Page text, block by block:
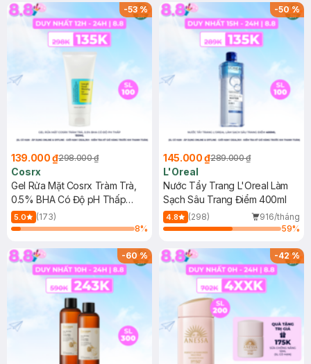
-53%
139.000 ₫298.000 ₫
Cosrx
Gel Rửa Mặt Cosrx Tràm Trà,
0.5% BHA Có Độ pH Thấp
150ml
5.0
(173)
8%
-50%
145.000 ₫289.000 ₫
L'Oreal
Nước Tẩy Trang L'Oreal Làm
Sạch Sâu Trang Điểm 400ml
4.8 (298)
916/tháng
59%
-60% -42%